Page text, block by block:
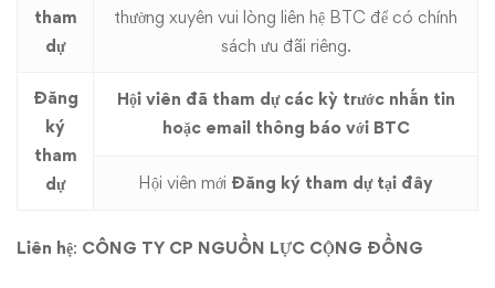
tham
dự
thường xuyên vui lòng liên hệ BTC để có chính
sách ưu đãi riêng.
Đăng
ký
tham
dự
Hội viên đã tham dự các kỳ trước nhắn tin
hoặc email thông báo với BTC
Hội viên mới Đăng ký tham dự tại đây
Liên hệ: CÔNG TY CP NGUỒN LỰC CỘNG ĐỒNG